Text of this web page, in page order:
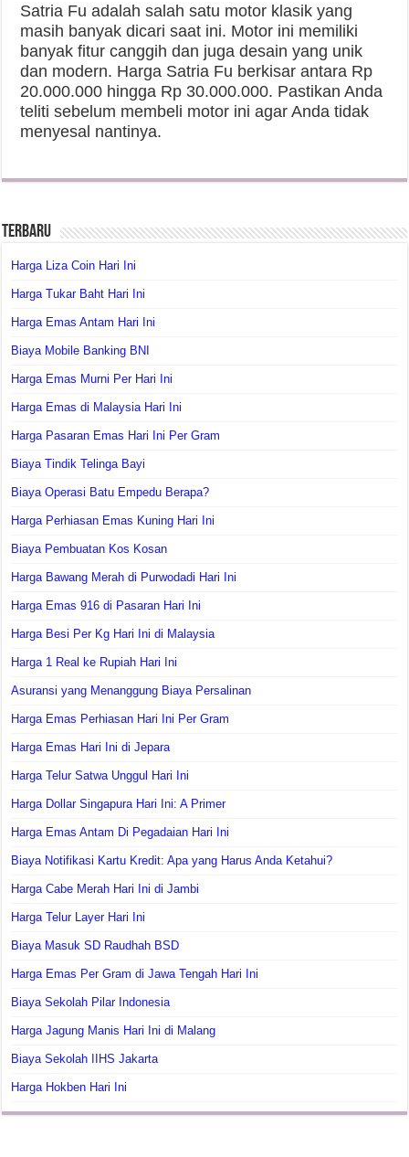
Satria Fu adalah salah satu motor klasik yang
masih banyak dicari saat ini. Motor ini memiliki
banyak fitur canggih dan juga desain yang unik
dan modern. Harga Satria Fu berkisar antara Rp
20.000.000 hingga Rp 30.000.000. Pastikan Anda
teliti sebelum membeli motor ini agar Anda tidak
menyesal nantinya.
Terbaru
Harga Liza Coin Hari Ini
Harga Tukar Baht Hari Ini
Harga Emas Antam Hari Ini
Biaya Mobile Banking BNI
Harga Emas Murni Per Hari Ini
Harga Emas di Malaysia Hari Ini
Harga Pasaran Emas Hari Ini Per Gram
Biaya Tindik Telinga Bayi
Biaya Operasi Batu Empedu Berapa?
Harga Perhiasan Emas Kuning Hari Ini
Biaya Pembuatan Kos Kosan
Harga Bawang Merah di Purwodadi Hari Ini
Harga Emas 916 di Pasaran Hari Ini
Harga Besi Per Kg Hari Ini di Malaysia
Harga 1 Real ke Rupiah Hari Ini
Asuransi yang Menanggung Biaya Persalinan
Harga Emas Perhiasan Hari Ini Per Gram
Harga Emas Hari Ini di Jepara
Harga Telur Satwa Unggul Hari Ini
Harga Dollar Singapura Hari Ini: A Primer
Harga Emas Antam Di Pegadaian Hari Ini
Biaya Notifikasi Kartu Kredit: Apa yang Harus Anda Ketahui?
Harga Cabe Merah Hari Ini di Jambi
Harga Telur Layer Hari Ini
Biaya Masuk SD Raudhah BSD
Harga Emas Per Gram di Jawa Tengah Hari Ini
Biaya Sekolah Pilar Indonesia
Harga Jagung Manis Hari Ini di Malang
Biaya Sekolah IIHS Jakarta
Harga Hokben Hari Ini